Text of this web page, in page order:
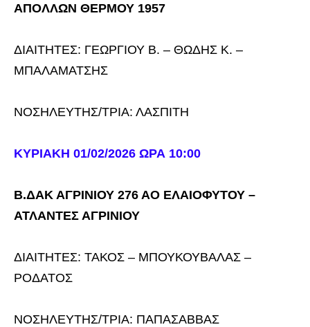
ΑΠΟΛΛΩΝ ΘΕΡΜΟΥ 1957
ΔΙΑΙΤΗΤΕΣ: ΓΕΩΡΓΙΟΥ Β. – ΘΩΔΗΣ Κ. –
ΜΠΑΛΑΜΑΤΣΗΣ
ΝΟΣΗΛΕΥΤΗΣ/ΤΡΙΑ: ΛΑΣΠΙΤΗ
ΚΥΡΙΑΚΗ 01/02/2026 ΩΡΑ 10:00
Β.ΔΑΚ ΑΓΡΙΝΙΟΥ 276 ΑΟ ΕΛΑΙΟΦΥΤΟΥ –
ΑΤΛΑΝΤΕΣ ΑΓΡΙΝΙΟΥ
ΔΙΑΙΤΗΤΕΣ: ΤΑΚΟΣ – ΜΠΟΥΚΟΥΒΑΛΑΣ –
ΡΟΔΑΤΟΣ
ΝΟΣΗΛΕΥΤΗΣ/ΤΡΙΑ: ΠΑΠΑΣΑΒΒΑΣ